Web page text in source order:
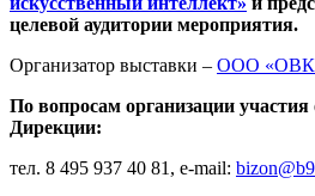
целевой аудитории мероприятия.
Организатор выставки – ООО «ОВК
По вопросам организации
Дирекции:
тел. 8 495 937 40 81, e-mail: